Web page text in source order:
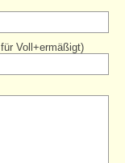
Voll+ermäßigt)